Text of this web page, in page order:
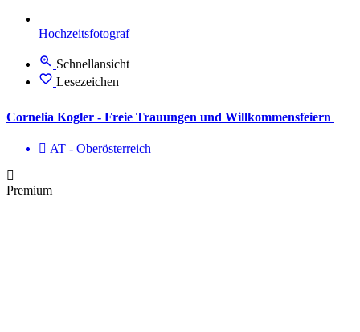
Hochzeitsfotograf
Schnellansicht
Lesezeichen
Cornelia Kogler - Freie Trauungen und Willkommensfeiern
AT - Ober­österreich
Premium